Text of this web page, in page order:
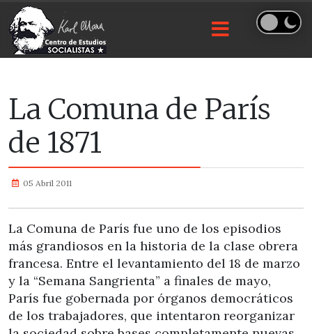
La Comuna de París
de 1871
05 Abril 2011
La Comuna de París fue uno de los episodios
más grandiosos en la historia de la clase obrera
francesa. Entre el levantamiento del 18 de marzo
y la “Semana Sangrienta” a finales de mayo,
París fue gobernada por órganos democráticos
de los trabajadores, que intentaron reorganizar